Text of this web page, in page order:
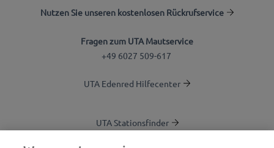
Nutzen Sie unseren kostenlosen Rückrufservice
Fragen zum UTA Mautservice
+49 6027 509-617
UTA Edenred Hilfecenter
UTA Stationsfinder
Blog